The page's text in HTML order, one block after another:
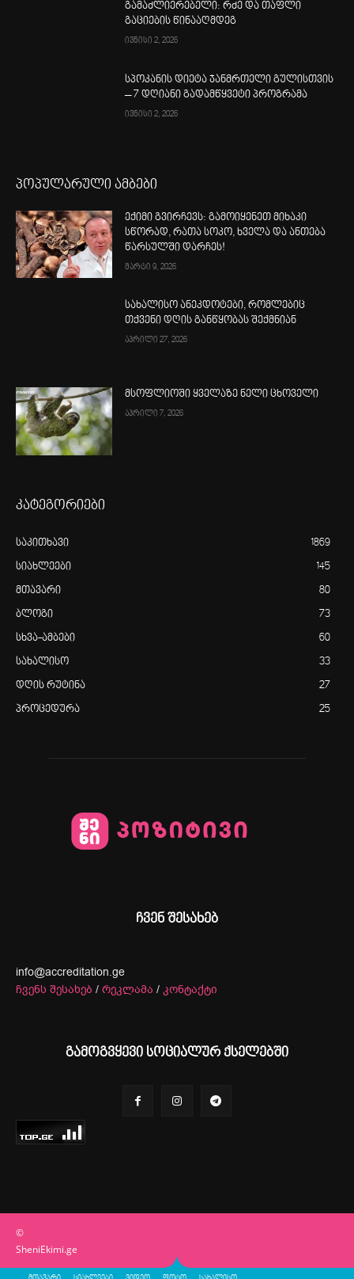
გამაძლიერებელი: რძე და თაფლი
გაციების წინააღმდეგ
ივნისი 2, 2026
სპოკანის დიეტა ჯანმრთელი გულისთვის
– 7 დღიანი გადამწყვეტი პროგრამა
ივნისი 2, 2026
პოპულარული ამბები
ექიმი გვირჩევს: გამოიყენეთ მიხაკი
სწორად, რათა სოკო, ხველა და ანთება
წარსულში დარჩეს!
მარტი 9, 2026
სახალისო ანეკდოტები, რომლებიც
თქვენი დღის განწყობას შექმნიან
აპრილი 27, 2026
მსოფლიოში ყველაზე ნელი ცხოველი
აპრილი 7, 2026
კატეგორიები
საკითხავი 1869
სიახლეები 145
მთავარი 80
ბლოგი 73
სხვა-ამბები 60
სახალისო 33
დღის რუტინა 27
პროცედურა 25
ჩვენ შესახებ
info@accreditation.ge
ჩვენს შესახებ / რეკლამა / კონტაქტი
გამოგვყევი სოციალურ ქსელებში
©
SheniEkimi.ge